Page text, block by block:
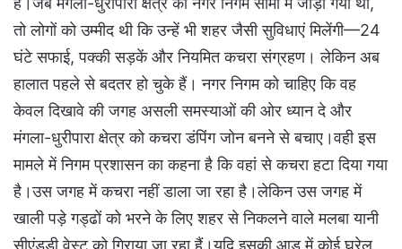
तो लोगों को उम्मीद थी कि उन्हें भी शहर जैसी सुविधाएं मिलेंगी—24
घंटे सफाई, पक्की सड़कें और नियमित कचरा संग्रहण। लेकिन अब
हालात पहले से बदतर हो चुके हैं। नगर निगम को चाहिए कि वह
केवल दिखावे की जगह असली समस्याओं की ओर ध्यान दे और
मंगला-धुरीपारा क्षेत्र को कचरा डंपिंग जोन बनने से बचाए।वही इस
मामले में निगम प्रशासन का कहना है कि वहां से कचरा हटा दिया गया
है।उस जगह में कचरा नहीं डाला जा रहा है।लेकिन उस जगह में
खाली पड़े गड्ढों को भरने के लिए शहर से निकलने वाले मलबा यानी
सीएंडडी वेस्ट को गिराया जा रहा हैं।यदि इसकी आड़ में कोई घरेलू